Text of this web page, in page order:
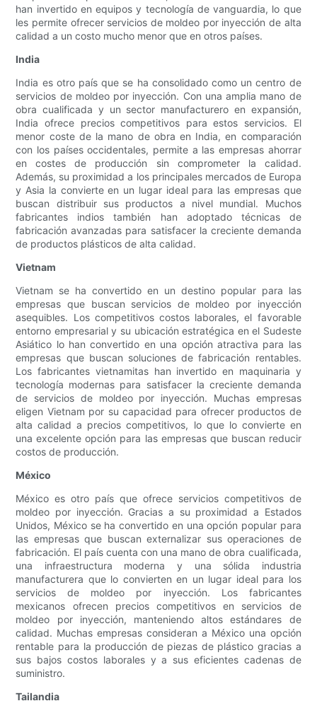
han invertido en equipos y tecnología de vanguardia, lo que
les permite ofrecer servicios de moldeo por inyección de alta
calidad a un costo mucho menor que en otros países.
India
India es otro país que se ha consolidado como un centro de
servicios de moldeo por inyección. Con una amplia mano de
obra cualificada y un sector manufacturero en expansión,
India ofrece precios competitivos para estos servicios. El
menor coste de la mano de obra en India, en comparación
con los países occidentales, permite a las empresas ahorrar
en costes de producción sin comprometer la calidad.
Además, su proximidad a los principales mercados de Europa
y Asia la convierte en un lugar ideal para las empresas que
buscan distribuir sus productos a nivel mundial. Muchos
fabricantes indios también han adoptado técnicas de
fabricación avanzadas para satisfacer la creciente demanda
de productos plásticos de alta calidad.
Vietnam
Vietnam se ha convertido en un destino popular para las
empresas que buscan servicios de moldeo por inyección
asequibles. Los competitivos costos laborales, el favorable
entorno empresarial y su ubicación estratégica en el Sudeste
Asiático lo han convertido en una opción atractiva para las
empresas que buscan soluciones de fabricación rentables.
Los fabricantes vietnamitas han invertido en maquinaria y
tecnología modernas para satisfacer la creciente demanda
de servicios de moldeo por inyección. Muchas empresas
eligen Vietnam por su capacidad para ofrecer productos de
alta calidad a precios competitivos, lo que lo convierte en
una excelente opción para las empresas que buscan reducir
costos de producción.
México
México es otro país que ofrece servicios competitivos de
moldeo por inyección. Gracias a su proximidad a Estados
Unidos, México se ha convertido en una opción popular para
las empresas que buscan externalizar sus operaciones de
fabricación. El país cuenta con una mano de obra cualificada,
una infraestructura moderna y una sólida industria
manufacturera que lo convierten en un lugar ideal para los
servicios de moldeo por inyección. Los fabricantes
mexicanos ofrecen precios competitivos en servicios de
moldeo por inyección, manteniendo altos estándares de
calidad. Muchas empresas consideran a México una opción
rentable para la producción de piezas de plástico gracias a
sus bajos costos laborales y a sus eficientes cadenas de
suministro.
Tailandia